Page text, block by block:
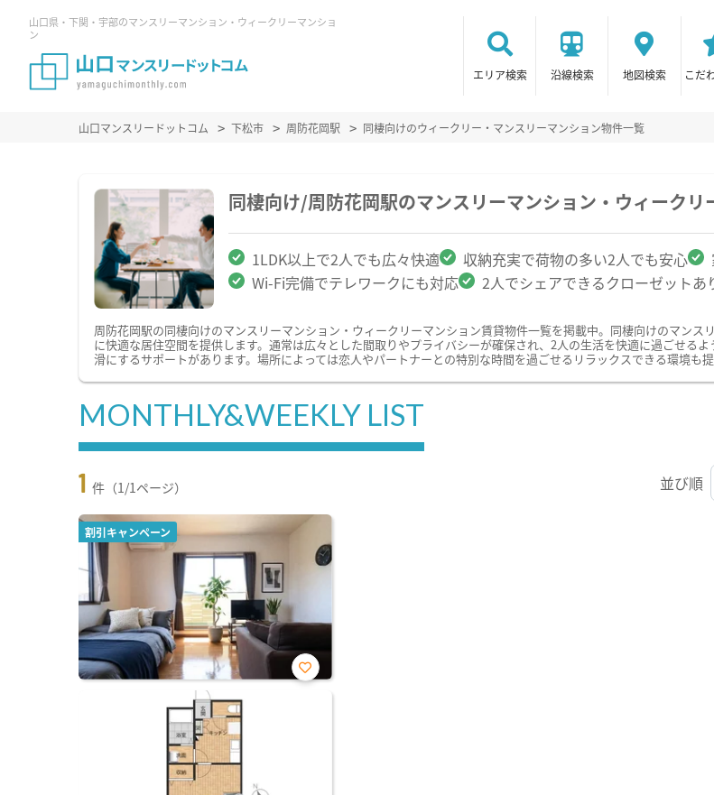
山口県・下関・宇部のマンスリーマンション・ウィークリーマンショ
ン
エリア検索 沿線検索 地図検索 こだ
山口マンスリードットコム 下松市 周防花岡駅 同棲向けのウィークリー・マンスリーマンション物件一覧
同棲向け/周防花岡駅のマンスリーマンション・ウィークリ
1LDK以上で2人でも広々快適 収納充実で荷物の多い2人でも安心
Wi-Fi完備でテレワークにも対応
2人でシェアできるクローゼットあ
周防花岡駅の同棲向けのマンスリーマンション・ウィークリーマンション賃貸物件一覧を掲載中。同棲向けのマン
に快適な居住空間を提供します。通常は広々とした間取りやプライバシーが確保され、2人の生活を快適に過ごせる
滑にするサポートがあります。場所によっては恋人やパートナーとの特別な時間を過ごせるリラックスできる環境も提
MONTHLY&WEEKLY LIST
1 件（1/1ページ） 並び順
割引キャンペーン
お気